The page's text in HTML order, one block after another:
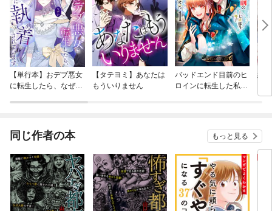
【単行本】おデブ悪女
に転生したら、なぜか
【タテヨミ】あなたは
もういりません
バッドエンド目前のヒ
ロインに転生した私、
結
同じ作者の本 もっと見る